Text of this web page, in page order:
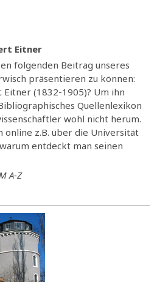
Eitner
folgenden Beitrag unseres
präsentieren zu können:
(1832-1905)? Um ihn
Quellenlexikon
wohl nicht herum.
online z.B. über die Universität
entdeckt man seinen
A-Z